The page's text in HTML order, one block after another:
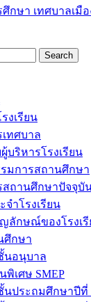
กษา เทศบาลเมื
งเรียน
ทศบาล
บริหารโรงเรียน
มการสถานศึกษา
สถานศึกษาปัจจุบั
จำโรงเรียน
ลักษณ์ของโรงเรี
ศึกษา
นอนุบาล
พิเศษ SMEP
นประถมศึกษาปีที่